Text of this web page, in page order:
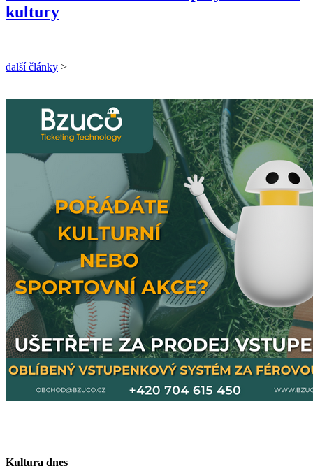
kultury
další články >
Kultura dnes